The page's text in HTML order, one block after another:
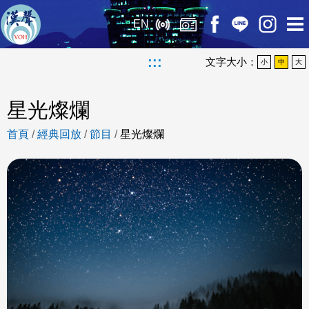
EN
::: 文字大小： 小 中 大
星光燦爛
首頁 /經典回放 /節目 /星光燦爛